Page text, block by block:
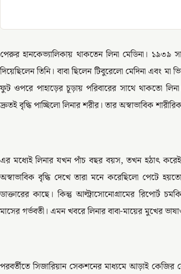
পেরুর হানকেভ্যালিকায় থাকতেন লিনা মেডিনা।
দিয়েছিলেন তিনি। বাবা ছিলেন টিবুরেলো মেদিনা এবং
ফুট ওপরে পাহাড়ের চূড়ায় পরিবারের সাথে থাকতো
দ্রুতই বৃদ্ধি পাচ্ছিলো লিনার শরীর। তার অস্বাভাবিক
এর মধ্যেই লিনার যখন পাঁচ বছর বয়স, তখন হঠাৎ
অস্বাভাবিক বৃদ্ধি দেখে তারা মনে করেছিলো পেটে
ডাক্তারের কাছে। কিন্তু আল্ট্রাসোনোগ্রামের রিপোর্ট
মাসের গর্ভবতী। এমন খবরে লিনার বাবা-মায়ের মুখের
পরবর্তীতে সিজারিয়ান সেকশনের মাধ্যমে আড়াই